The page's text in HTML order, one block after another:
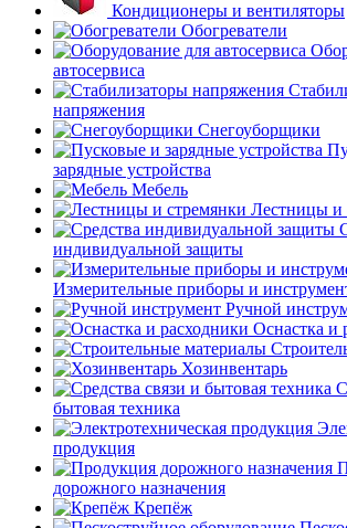
Кондиционеры и вентиляторы
Обогреватели
автосервиса
напряжения
Снегоуборщики
зарядные устройства
Мебель
Лестницы и
индивидуальной защиты
Измерительные приборы и
Ручной
Оснастка и
Хозинвентарь
бытовая техника
продукция
дорожного назначения
Крепёж